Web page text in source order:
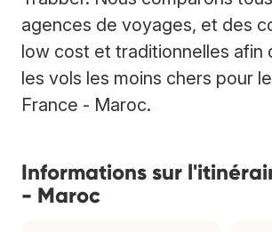
agences de voyages, et des
low cost et traditionnelles afin
les vols les moins chers pour
France - Maroc.
Informations sur
- Maroc